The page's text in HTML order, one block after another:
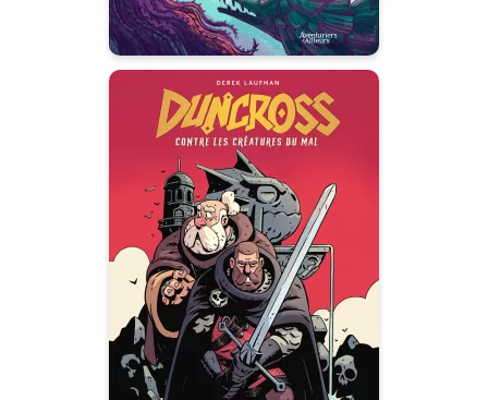
Duncross
Date de parution :
30/04/2025
Fun et action dans la Dark
Fantasy !